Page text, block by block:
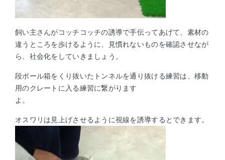
飼い主さんがコッチコッチの誘導で手伝ってあげて、 素材の
違うところを歩けるように、見慣れないものを確認させなが
ら、社会化をしていきましょう。
段ボール箱をくり抜いたトンネルを通り抜ける練習は、移動
用のクレートに入る練習に繋がります
よ。
オスワリは見上げさせるように視線を誘導するとできます。